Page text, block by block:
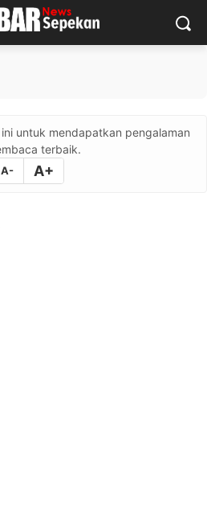
untuk mendapatkan pengalaman
terbaik.
A- A+